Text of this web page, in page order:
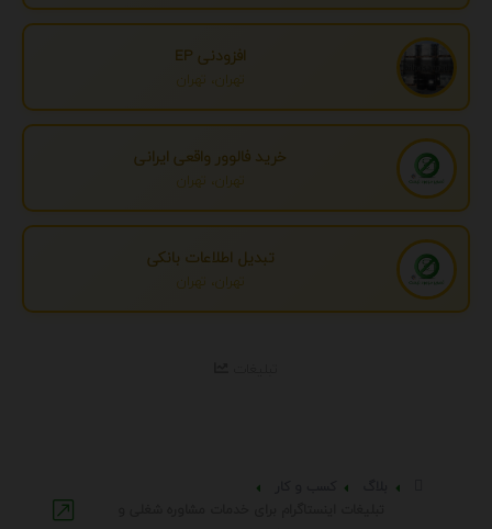
افزودنی EP
تهران، تهران
خرید فالوور واقعی ایرانی
تهران، تهران
تبدیل اطلاعات بانکی
تهران، تهران